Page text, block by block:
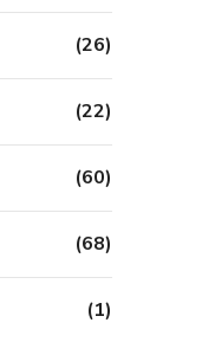
(26)
(22)
(60)
(68)
(1)